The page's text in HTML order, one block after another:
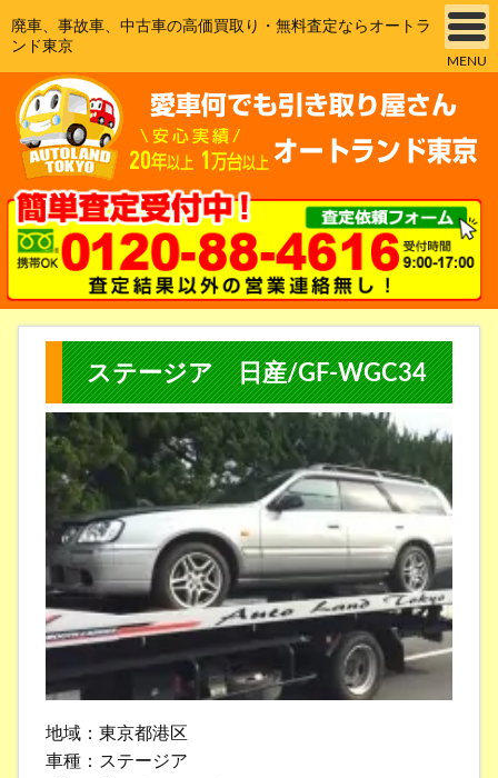
廃車、事故車、中古車の高価買取り・無料査定ならオートラ
ンド東京
MENU
ステージア 日産/GF-WGC34
地域：東京都港区
車種：ステージア